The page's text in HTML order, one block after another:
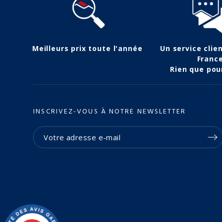
Meilleurs prix toute l'année
Un service
France
Rien que
INSCRIVEZ-VOUS À NOTRE NEWSLETTER